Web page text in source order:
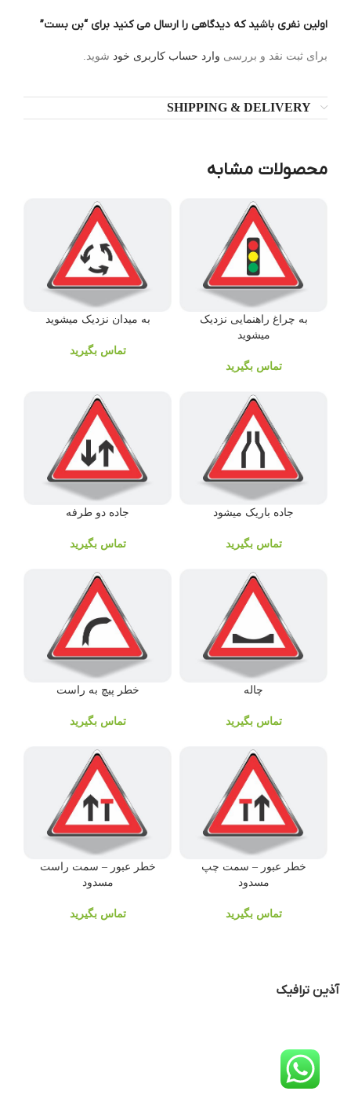
اولین نفری باشید که دیدگاهی را ارسال می کنید برای “بن بست”
برای ثبت نقد و بررسی وارد حساب کاربری خود شوید.
SHIPPING & DELIVERY
محصولات مشابه
به چراغ راهنمایی نزدیک
میشوید
تماس بگیرید
به میدان نزدیک میشوید
تماس بگیرید
جاده باریک میشود
تماس بگیرید
جاده دو طرفه
تماس بگیرید
چاله
تماس بگیرید
خطر پیچ به راست
تماس بگیرید
خطر عبور – سمت چپ
مسدود
تماس بگیرید
خطر عبور – سمت راست
مسدود
تماس بگیرید
آذین ترافیک